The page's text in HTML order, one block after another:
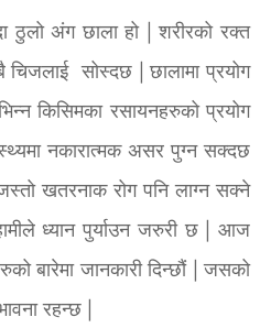
ठुलो अंग छाला हो | शरीरको रक्त
चिजलाई सोस्दछ | छालामा प्रयोग
किसिमका रसायनहरुको प्रयोग
नकारात्मक असर पुग्न सक्दछ
खतरनाक रोग पनि लाग्न सक्ने
ध्यान पुर्याउन जरुरी छ | आज
बारेमा जानकारी दिन्छौं | जसको
रहन्छ |